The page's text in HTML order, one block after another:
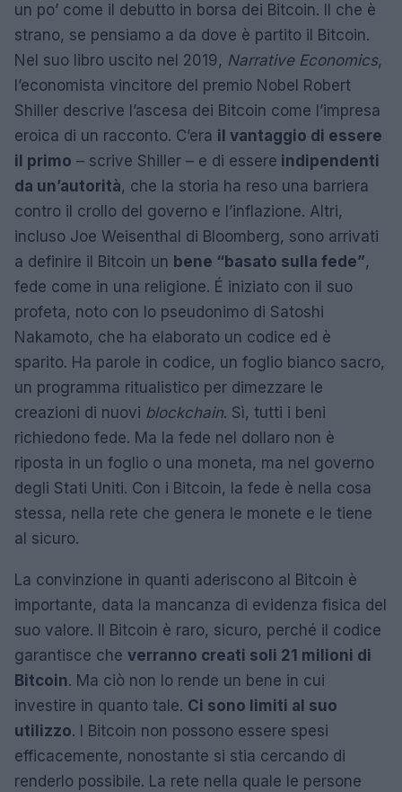
un po’ come il debutto in borsa dei Bitcoin. Il che è
strano, se pensiamo a da dove è partito il Bitcoin.
Nel suo libro uscito nel 2019, Narrative Economics,
l’economista vincitore del premio Nobel Robert
Shiller descrive l’ascesa dei Bitcoin come l’impresa
eroica di un racconto. C’era il vantaggio di essere
il primo – scrive Shiller – e di essere indipendenti
da un’autorità, che la storia ha reso una barriera
contro il crollo del governo e l’inflazione. Altri,
incluso Joe Weisenthal di Bloomberg, sono arrivati
a definire il Bitcoin un bene “basato sulla fede”,
fede come in una religione. É iniziato con il suo
profeta, noto con lo pseudonimo di Satoshi
Nakamoto, che ha elaborato un codice ed è
sparito. Ha parole in codice, un foglio bianco sacro,
un programma ritualistico per dimezzare le
creazioni di nuovi blockchain. Sì, tutti i beni
richiedono fede. Ma la fede nel dollaro non è
riposta in un foglio o una moneta, ma nel governo
degli Stati Uniti. Con i Bitcoin, la fede è nella cosa
stessa, nella rete che genera le monete e le tiene
al sicuro.
La convinzione in quanti aderiscono al Bitcoin è
importante, data la mancanza di evidenza fisica del
suo valore. Il Bitcoin è raro, sicuro, perché il codice
garantisce che verranno creati soli 21 milioni di
Bitcoin. Ma ciò non lo rende un bene in cui
investire in quanto tale. Ci sono limiti al suo
utilizzo. I Bitcoin non possono essere spesi
efficacemente, nonostante si stia cercando di
renderlo possibile. La rete nella quale le persone